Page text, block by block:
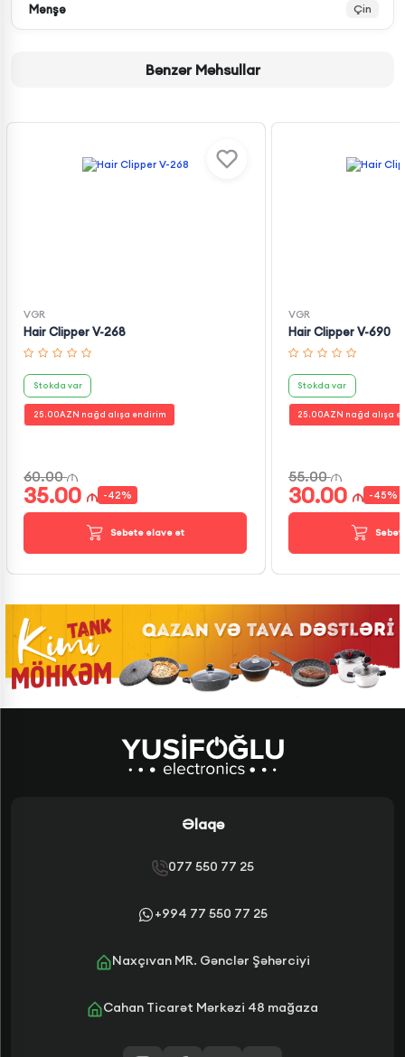
Mənşə Çin
Bənzər Məhsullar
VGR
Hair Clipper V-268
Stokda var
25.00AZN nağd alışa endirim
60.00
35.00 -42%
Səbətə əlavə et
VGR
Hair Clipper V-690
Stokda var
25.00AZN nağd alışa
55.00
30.00 -45%
Əlaqə
077 550 77 25
+994 77 550 77 25
Naxçıvan MR. Gənclər Şəhərciyi
Cahan Ticarət Mərkəzi 48 mağaza